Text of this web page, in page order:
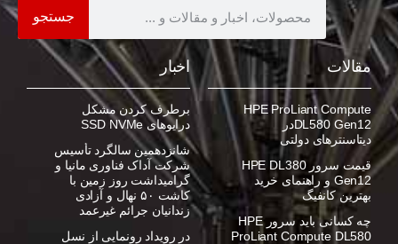
جستجو
مقالات
HPE ProLiant Compute
DL580 Gen12در
دیتاسنترهای دولتی
قیمت سرور HPE DL380
Gen12 و راهنمای خرید
بهترین کانفیگ
چه کسانی باید سرور HPE
ProLiant Compute DL580
اخبار
برطرف کردن مشکل
درایوهای SSD NVMe
شانزدهمین سالگرد تأسیس
شرکت آداک فناوری مانیا و
گرامیداشت روز زمین با
کاشت ۵۰ نهال و آزادی
زندانیان جرائم غیرعمد
در رویداد رونمایی از نسل